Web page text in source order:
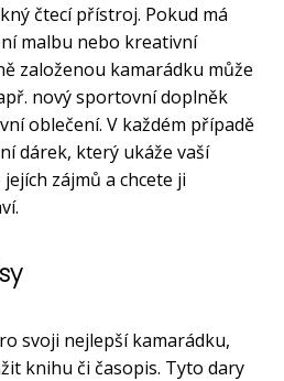
čtecí přístroj. Pokud má
malbu nebo kreativní
založenou kamarádku může
nový sportovní doplněk
oblečení. V každém případě
dárek, který ukáže vaší
zájmů a chcete ji
svoji nejlepší kamarádku,
knihu či časopis. Tyto dary